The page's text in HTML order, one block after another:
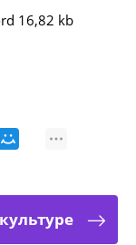
16,82 kb